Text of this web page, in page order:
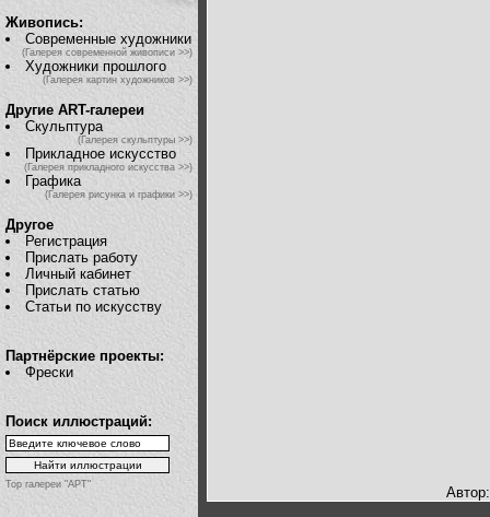
Живопись:
Современные художники
(Галерея современной живописи >>)
Художники прошлого
(Галерея картин художников >>)
Другие ART-галереи
Скульптура
(Галерея скульптуры >>)
Прикладное искусство
(Галерея прикладного искусства >>)
Графика
(Галерея рисунка и графики >>)
Другое
Регистрация
Прислать работу
Личный кабинет
Прислать статью
Статьи по искусству
Партнёрские проекты:
Фрески
Поиск иллюстраций:
Top галереи "АРТ"